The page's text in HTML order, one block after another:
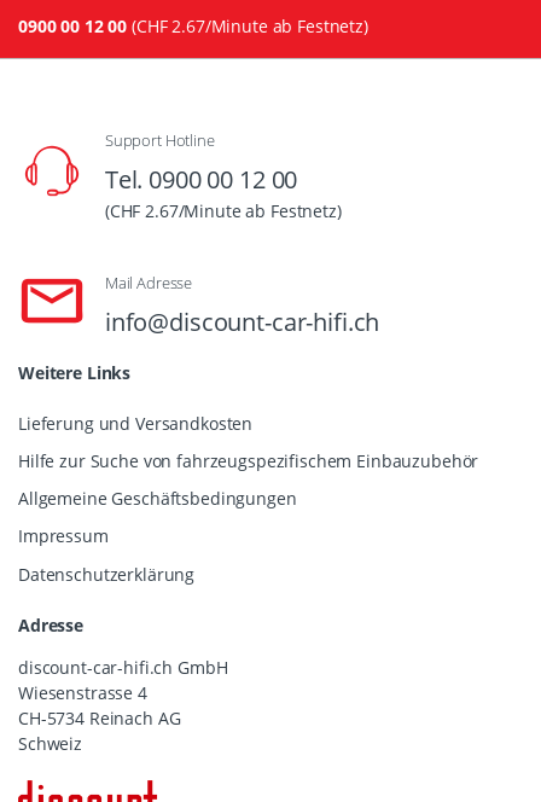
0900 00 12 00 (CHF 2.67/Minute ab Festnetz)
Support Hotline
Tel. 0900 00 12 00
(CHF 2.67/Minute ab Festnetz)
Mail Adresse
info@discount-car-hifi.ch
Weitere Links
Lieferung und Versandkosten
Hilfe zur Suche von fahrzeugspezifischem Einbauzubehör
Allgemeine Geschäftsbedingungen
Impressum
Datenschutzerklärung
Adresse
discount-car-hifi.ch GmbH
Wiesenstrasse 4
CH-5734 Reinach AG
Schweiz